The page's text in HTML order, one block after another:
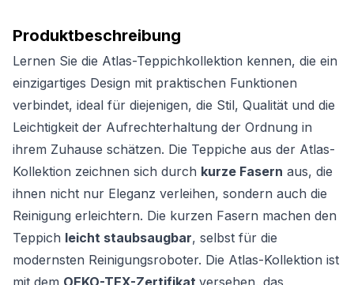
Produktbeschreibung
Lernen Sie die Atlas-Teppichkollektion kennen, die ein
einzigartiges Design mit praktischen Funktionen
verbindet, ideal für diejenigen, die Stil, Qualität und die
Leichtigkeit der Aufrechterhaltung der Ordnung in
ihrem Zuhause schätzen. Die Teppiche aus der Atlas-
Kollektion zeichnen sich durch kurze Fasern aus, die
ihnen nicht nur Eleganz verleihen, sondern auch die
Reinigung erleichtern. Die kurzen Fasern machen den
Teppich leicht staubsaugbar, selbst für die
modernsten Reinigungsroboter. Die Atlas-Kollektion ist
mit dem OEKO-TEX-Zertifikat versehen, das